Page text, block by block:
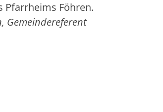
Pfarrheims Föhren.
Gemeindereferent